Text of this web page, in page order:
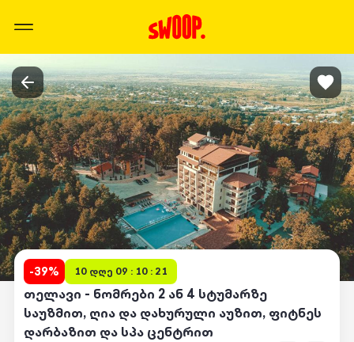
-39% 10 დღე 09 : 10 : 21
თელავი - ნომრები 2 ან 4 სტუმარზე
საუზმით, ღია და დახურული აუზით, ფიტნეს
დარბაზით და სპა ცენტრით